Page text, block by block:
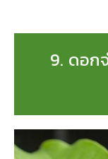
9. ดอก